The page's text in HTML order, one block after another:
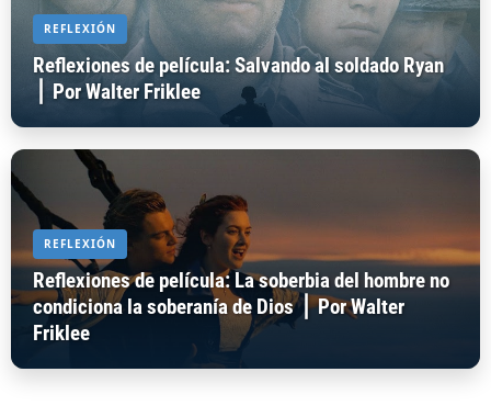
REFLEXIÓN
Reflexiones de película: Salvando al soldado Ryan
⎪ Por Walter Friklee
REFLEXIÓN
Reflexiones de película: La soberbia del hombre no
condiciona la soberanía de Dios ⎪ Por Walter
Friklee